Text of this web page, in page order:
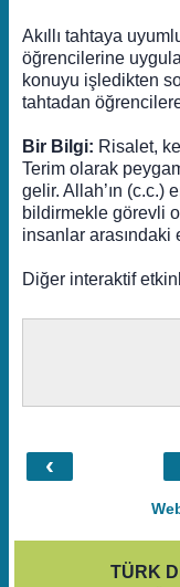
Akıllı tahtaya
öğrencilerine
konuyu işledikten
tahtadan
Bir Bilgi: Risalet,
Terim olarak
gelir. Allah’ın (c.c.)
bildirmekle görevli
insanlar arasındaki
Diğer interaktif
‹
TÜRK